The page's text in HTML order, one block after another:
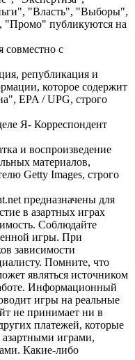
"Власть", "Выборы",
"Промо" публикуются на
совместно с
републикация и
которое содержит
EPA / UPG, строго
Я- Корреспондент
и воспроизведение
материалов,
Getty Images, строго
предназначены для
в азартных играх
Соблюдайте
игры. При
зависимости
Помните, что
являться источником
Информационный
игры на реальные
не принимает ни в
платежей, которые
азартными играми,
Какие-либо